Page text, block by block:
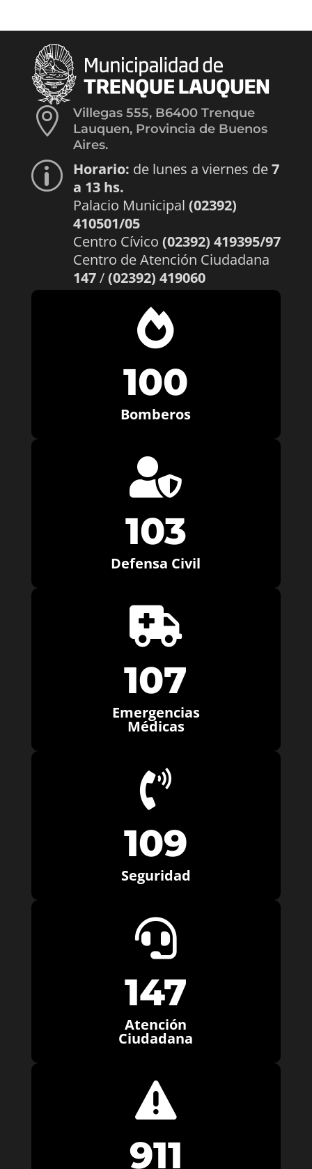

Villegas 555, B6400 Trenque
Lauquen, Provincia de Buenos
Aires.
p Horario: de lunes a viernes de7
a 13 hs.
Palacio Municipal (02392)
410501/05
Centro Cívico (02392) 419395/97
Centro de Atención Ciudadana
147/(02392) 419060

100
Bomberos

103
Defensa Civil

107
Emergencias
Médicas

109
Seguridad

147
Atención
Ciudadana

911